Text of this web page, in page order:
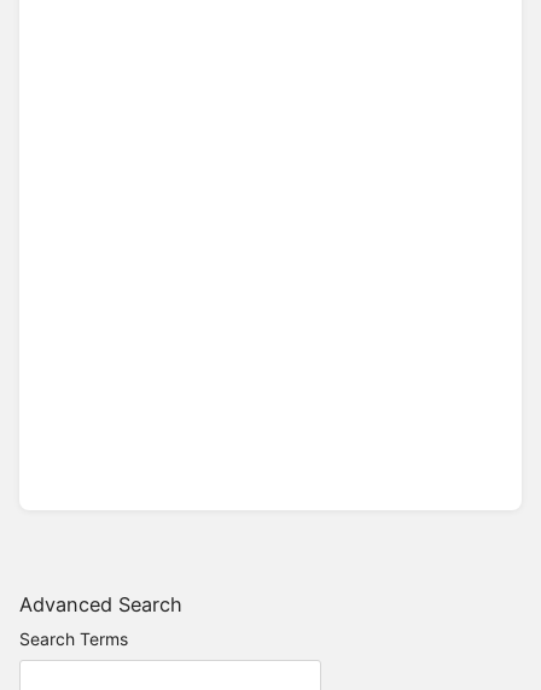
Advanced Search
Search Terms